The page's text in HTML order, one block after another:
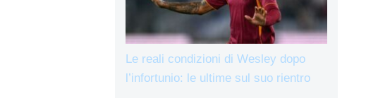
Le reali condizioni di Wesley dopo
l’infortunio: le ultime sul suo rientro